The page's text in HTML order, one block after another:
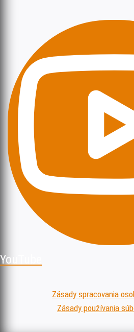
YouTube
Zásady spracovania
Zásady používania